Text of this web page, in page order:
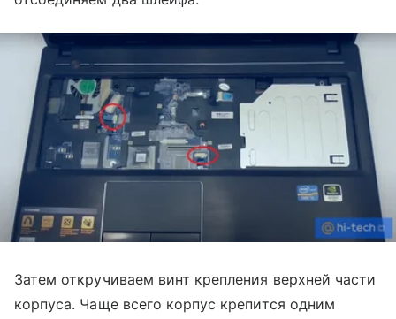
Затем откручиваем винт крепления верхней части
корпуса. Чаще всего корпус крепится одним